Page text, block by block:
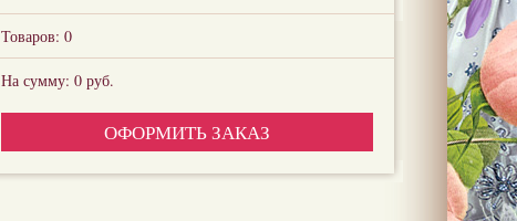
Товаров: 0
На сумму: 0 руб.
ОФОРМИТЬ ЗАКАЗ